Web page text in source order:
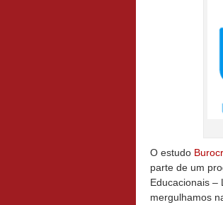
O estudo
parte de um
Educacionais –
mergulhamos